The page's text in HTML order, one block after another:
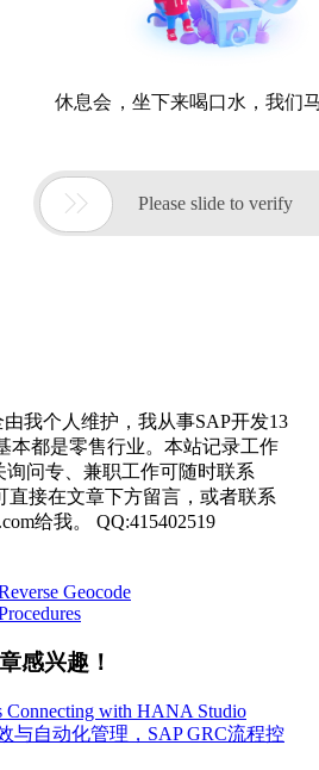
我个人维护，我从事SAP开发13
本都是零售行业。本站记录工作
问专、兼职工作可随时联系
直接在文章下方留言，或者联系
给我。 QQ:415402519
Geocode
感兴趣！
Connecting with HANA Studio
与自动化管理，SAP GRC流程控